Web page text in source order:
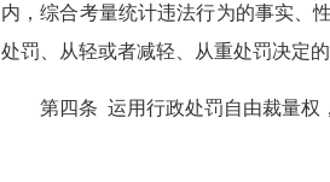
内，综合考量统计违法行为的事实、
处罚、从轻或者减轻、从重处罚决定的
第四条 运用行政处罚自由裁量权，